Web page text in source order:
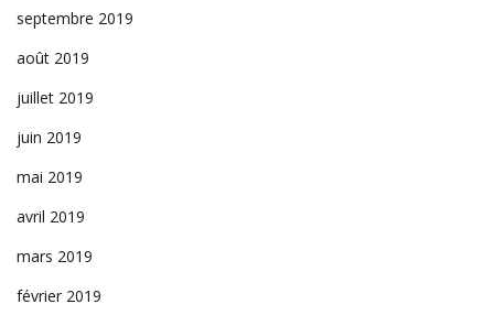
septembre 2019
août 2019
juillet 2019
juin 2019
mai 2019
avril 2019
mars 2019
février 2019